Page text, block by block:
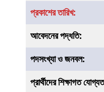
প্রকাশের তারিখ:
আবেদনের পদ্ধতি:
পদসংখ্যা ও জনবল:
প্রার্থীদের শিক্ষাগত